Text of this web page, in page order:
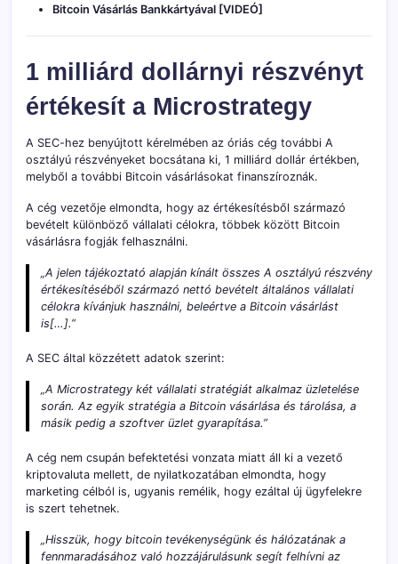
Bitcoin Vásárlás Bankkártyával [VIDEÓ]
1 milliárd dollárnyi részvényt
értékesít a Microstrategy
A SEC-hez benyújtott kérelmében az óriás cég további A
osztályú részvényeket bocsátana ki, 1 milliárd dollár értékben,
melyből a további Bitcoin vásárlásokat finanszíroznák.
A cég vezetője elmondta, hogy az értékesítésből származó
bevételt különböző vállalati célokra, többek között Bitcoin
vásárlásra fogják felhasználni.
„A jelen tájékoztató alapján kínált összes A osztályú részvény
értékesítéséből származó nettó bevételt általános vállalati
célokra kívánjuk használni, beleértve a Bitcoin vásárlást
is[…].”
A SEC által közzétett adatok szerint:
„A Microstrategy két vállalati stratégiát alkalmaz üzletelése
során. Az egyik stratégia a Bitcoin vásárlása és tárolása, a
másik pedig a szoftver üzlet gyarapítása.”
A cég nem csupán befektetési vonzata miatt áll ki a vezető
kriptovaluta mellett, de nyilatkozatában elmondta, hogy
marketing célból is, ugyanis remélik, hogy ezáltal új ügyfelekre
is szert tehetnek.
„Hisszük, hogy bitcoin tevékenységünk és hálózatának a
fennmaradásához való hozzájárulásunk segít felhívni az